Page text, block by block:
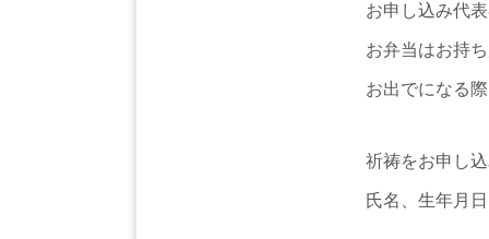
お申し込み代
お弁当はお持
お出でになる
祈祷をお申し
氏名、生年月